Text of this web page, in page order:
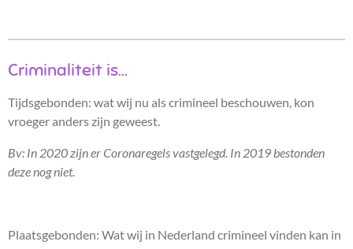
Criminaliteit is...
Tijdsgebonden: wat wij nu als crimineel beschouwen, kon
vroeger anders zijn geweest.
Bv: In 2020 zijn er Coronaregels vastgelegd. In 2019 bestonden
deze nog niet.
Plaatsgebonden: Wat wij in Nederland crimineel vinden kan in